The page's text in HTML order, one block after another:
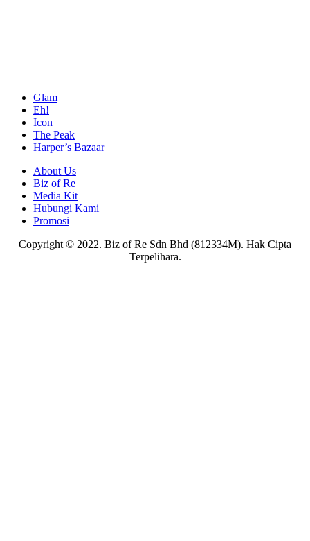
Glam
Eh!
Icon
The Peak
Harper’s Bazaar
About Us
Biz of Re
Media Kit
Hubungi Kami
Promosi
Copyright © 2022. Biz of Re Sdn Bhd (812334M). Hak Cipta
Terpelihara.